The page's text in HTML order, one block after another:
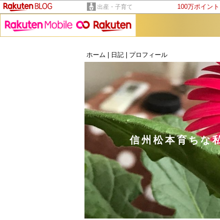
出産・子育て 100万ポイン
ホーム 日記 プロフィール
信州松本育ちな